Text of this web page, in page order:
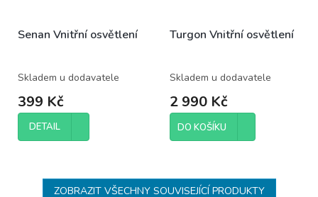
Senan Vnitřní osvětlení
Skladem u dodavatele
399 Kč
DETAIL
Turgon Vnitřní osvětlení
Skladem u dodavatele
2 990 Kč
DO KOŠÍKU
ZOBRAZIT VŠECHNY SOUVISEJÍCÍ PRODUKTY